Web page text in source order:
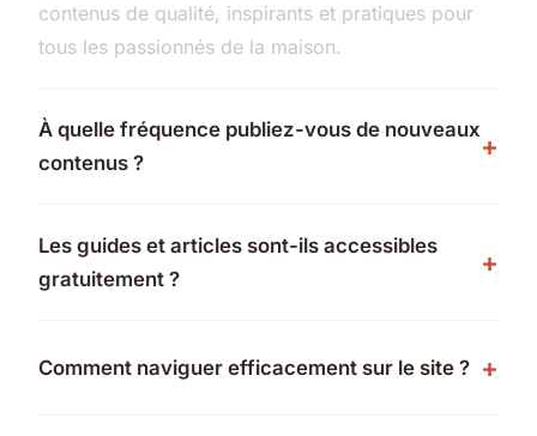
contenus de qualité, inspirants et pratiques pour
tous les passionnés de la maison.
À quelle fréquence publiez-vous de nouveaux
contenus ?
Les guides et articles sont-ils accessibles
gratuitement ?
Comment naviguer efficacement sur le site ?